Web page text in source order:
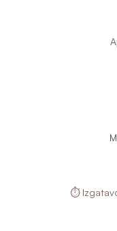
⏱